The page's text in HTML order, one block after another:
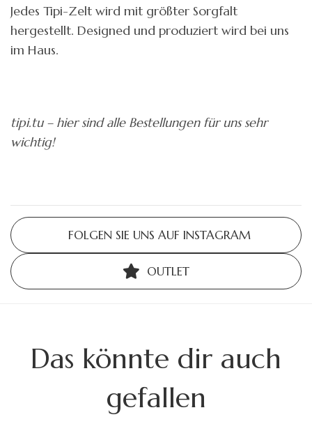
Jedes Tipi-Zelt wird mit größter Sorgfalt
hergestellt. Designed und produziert wird bei uns
im Haus.
tipi.tu – hier sind alle Bestellungen für uns sehr
wichtig!
FOLGEN SIE UNS AUF INSTAGRAM
OUTLET
Das könnte dir auch
gefallen